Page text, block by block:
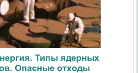
Типы ядерных
Опасные отходы